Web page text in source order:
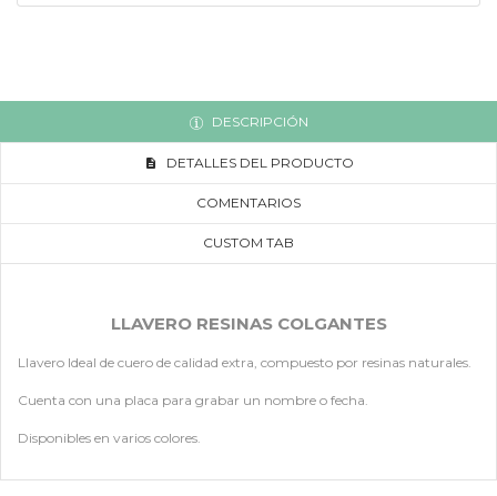
DESCRIPCIÓN
DETALLES DEL PRODUCTO
COMENTARIOS
CUSTOM TAB
LLAVERO RESINAS COLGANTES
Llavero Ideal de cuero de calidad extra, compuesto por resinas naturales.
Cuenta con una placa para grabar un nombre o fecha.
Disponibles en varios colores.